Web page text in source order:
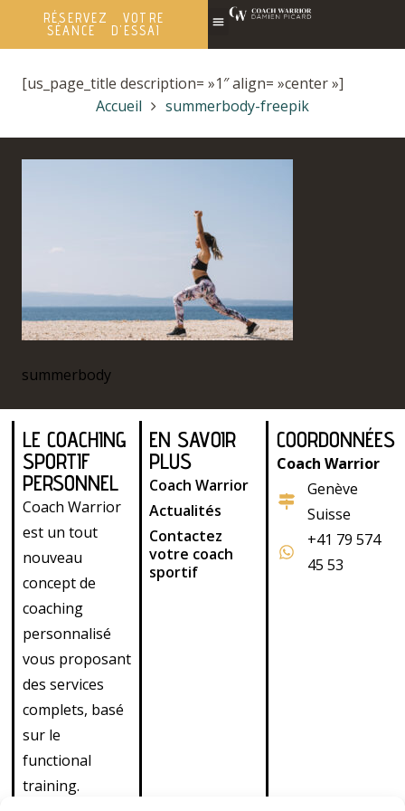
RÉSERVEZ VOTRE
SÉANCE D'ESSAI
[us_page_title description= »1″ align= »center »]
Accueil
summerbody-freepik
summerbody
LE COACHING
SPORTIF
PERSONNEL
Coach Warrior
est un tout
nouveau
concept de
coaching
personnalisé
vous proposant
des services
complets, basé
sur le
functional
training.
EN SAVOIR
PLUS
Coach Warrior
Actualités
Contactez
votre coach
sportif
COORDONNÉES
Coach Warrior
Genève
Suisse
+41 79 574
45 53